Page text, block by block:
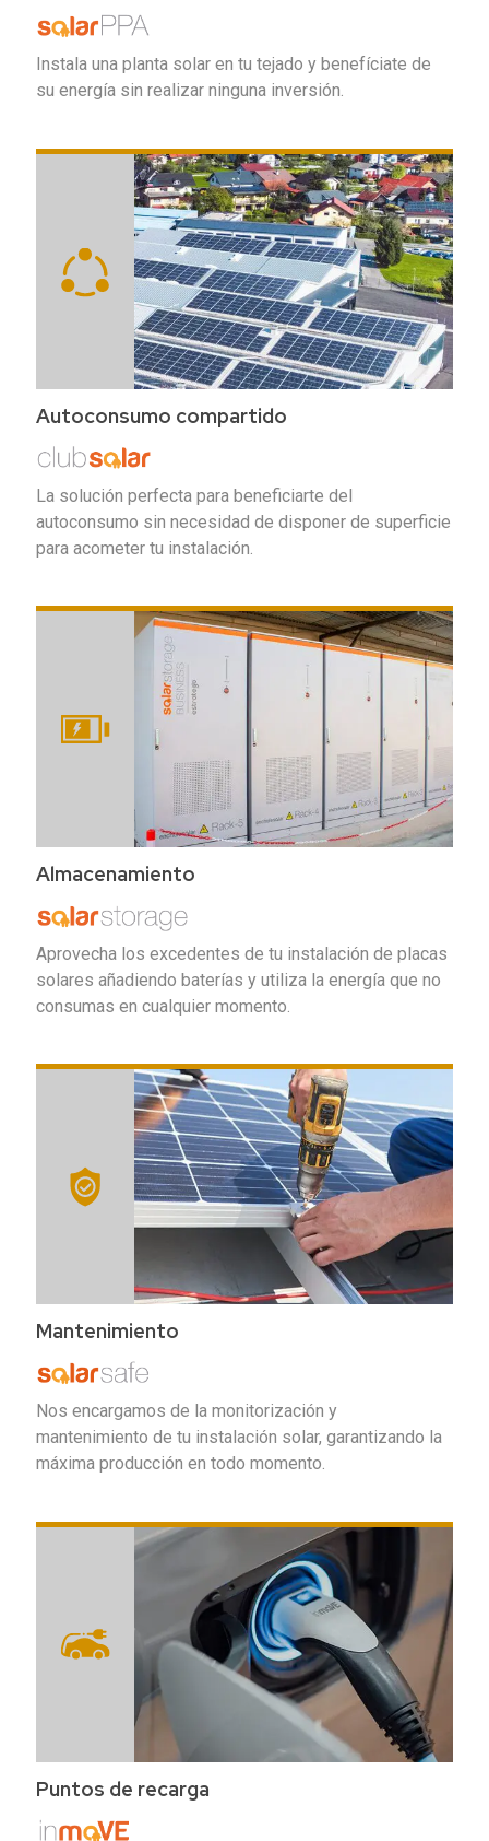
Instala una planta solar en tu tejado y benefíciate de
su energía sin realizar ninguna inversión.
Autoconsumo compartido
La solución perfecta para beneficiarte del
autoconsumo sin necesidad de disponer de superficie
para acometer tu instalación.
Almacenamiento
Aprovecha los excedentes de tu instalación de placas
solares añadiendo baterías y utiliza la energía que no
consumas en cualquier momento.
Mantenimiento
Nos encargamos de la monitorización y
mantenimiento de tu instalación solar, garantizando la
máxima producción en todo momento.
Puntos de recarga